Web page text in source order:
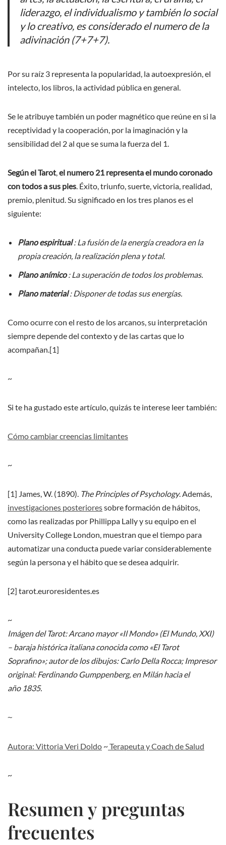
liderazgo, el individualismo y también lo social
y lo creativo, es considerado el numero de la
adivinación (7+7+7).
Por su raíz 3 representa la popularidad, la autoexpresión, el
intelecto, los libros, la actividad pública en general.
Se le atribuye también un poder magnético que reúne en si la
receptividad y la cooperación, por la imaginación y la
sensibilidad del 2 al que se suma la fuerza del 1.
Según el Tarot,el numero 21 representa el mundo coronado
con todos a sus pies. Éxito, triunfo, suerte, victoria, realidad,
premio, plenitud. Su significado en los tres planos es el
siguiente:
Plano espiritual: La fusión de la energía creadora en la
propia creación, la realización plena y total.
Plano anímico: La superación de todos los problemas.
Plano material: Disponer de todas sus energías.
Como ocurre con el resto de los arcanos, su interpretación
siempre depende del contexto y de las cartas que lo
acompañan.[1]
~
Si te ha gustado este artículo, quizás te interese leer también:
Cómo cambiar creencias limitantes
~
[1] James, W. (1890). The Principles of Psychology. Además,
investigaciones posterioressobre formación de hábitos,
como las realizadas por Phillippa Lally y su equipo en el
University College London, muestran que el tiempo para
automatizar una conducta puede variar considerablemente
según la persona y el hábito que se desea adquirir.
[2] tarot.euroresidentes.es
~
Imágen del Tarot: Arcano mayor «Il Mondo» (El Mundo, XXI)
– baraja histórica italiana conocida como «El Tarot
Soprafino»; autor de los dibujos: Carlo Della Rocca; Impresor
original: Ferdinando Gumppenberg, en Milán hacia el
año 1835.
~
Autora: Vittoria Veri Doldo ~Terapeuta y Coach de Salud
~
Resumen y preguntas
frecuentes